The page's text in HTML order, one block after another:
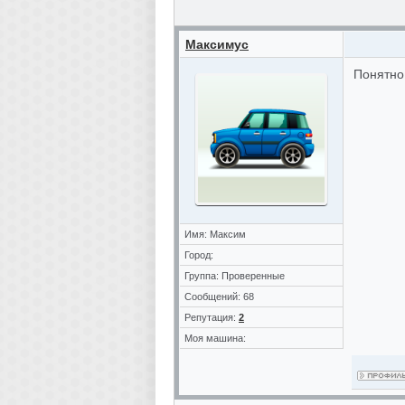
Максимус
Имя: Максим
Город:
Группа: Проверенные
Сообщений: 68
Репутация: 2
Моя машина: